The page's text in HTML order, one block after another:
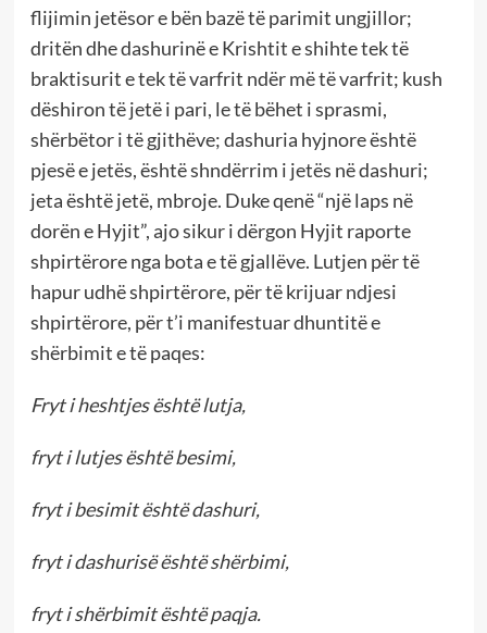
flijimin jetësor e bën bazë të parimit ungjillor;
dritën dhe dashurinë e Krishtit e shihte tek të
braktisurit e tek të varfrit ndër më të varfrit; kush
dëshiron të jetë i pari, le të bëhet i sprasmi,
shërbëtor i të gjithëve; dashuria hyjnore është
pjesë e jetës, është shndërrim i jetës në dashuri;
jeta është jetë, mbroje. Duke qenë “një laps në
dorën e Hyjit”, ajo sikur i dërgon Hyjit raporte
shpirtërore nga bota e të gjallëve. Lutjen për të
hapur udhë shpirtërore, për të krijuar ndjesi
shpirtërore, për t’i manifestuar dhuntitë e
shërbimit e të paqes:
Fryt i heshtjes është lutja,
fryt i lutjes është besimi,
fryt i besimit është dashuri,
fryt i dashurisë është shërbimi,
fryt i shërbimit është paqja.